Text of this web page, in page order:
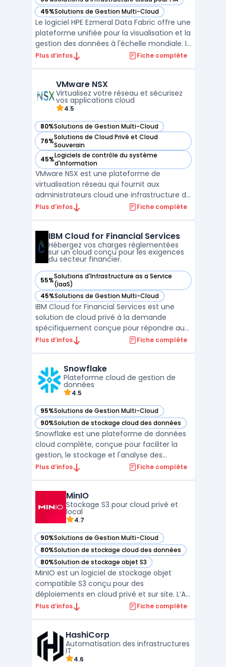
— voir HPE Ezmeral Data Fabric dans cette catégorie
45%Solutions de Gestion Multi-Cloud
— voir HPE Ezmeral Data Fabric dans cette catégorie
Le logiciel HPE Ezmeral Data Fabric offre une
plateforme unifiée pour la visualisation et la
gestion des données à l'échelle mondiale. Il
permet aux entreprises d'avoir une vue
physique. Cette fonctionnalité est
essentielle pour max ...
Plus d’infos Fiche complète
VMware NSX
Virtualisez votre réseau et sécurisez
vos applications cloud
4.5
80%Solutions de Gestion Multi-Cloud
— voir VMware NSX dans cette catégorie
76%Solutions de Cloud Privé et Cloud
Souverain
— voir VMware NSX dans cette catégorie
45%Logiciels de contrôle du système
d'information
— voir VMware NSX dans cette catégorie
VMware NSX est une plateforme de
virtualisation réseau qui fournit aux
administrateurs cloud une infrastructure de
gestion centralisée pour le déploiement de
Foundation offre aux équipes IT la
possibilité de gérer la micro-s ...
Plus d’infos Fiche complète
IBM Cloud for Financial Services
Hébergez vos charges réglementées
sur un cloud conçu pour les exigences
du secteur financier.
55%Solutions d'Infrastructure as a Service
(IaaS)
— voir IBM Cloud for Financial Services dans cette catégorie
45%Solutions de Gestion Multi-Cloud
— voir IBM Cloud for Financial Services dans cette catégorie
IBM Cloud for Financial Services est une
solution de cloud privé à la demande
spécifiquement conçue pour répondre aux
besoins des entreprises du secteur
permettant aux institutions financières de
migrer leurs charges de ...
Plus d’infos Fiche complète
Snowflake
Plateforme cloud de gestion de
données
4.5
95%Solutions de Gestion Multi-Cloud
— voir Snowflake dans cette catégorie
90%Solution de stockage cloud des données
— voir Snowflake dans cette catégorie
Snowflake est une plateforme de données
cloud complète, conçue pour faciliter la
gestion, le stockage et l'analyse des
données à grande échelle. Grâce à son
données sur AWS, Microsoft Azure, ou
Google Cloud, facilitant ains ...
Plus d’infos Fiche complète
MinIO
Stockage S3 pour cloud privé et
local
4.7
90%Solutions de Gestion Multi-Cloud
— voir MinIO dans cette catégorie
80%Solution de stockage cloud des données
— voir MinIO dans cette catégorie
80%Solution de stockage objet S3
— voir MinIO dans cette catégorie
MinIO est un logiciel de stockage objet
compatible S3 conçu pour des
déploiements en cloud privé et sur site. L’API
S3 facilite l’intégration avec outils de
modèle stockage distribué permet
d’agréger plusieurs nœuds po ...
Plus d’infos Fiche complète
HashiCorp
Automatisation des infrastructures
IT
4.6